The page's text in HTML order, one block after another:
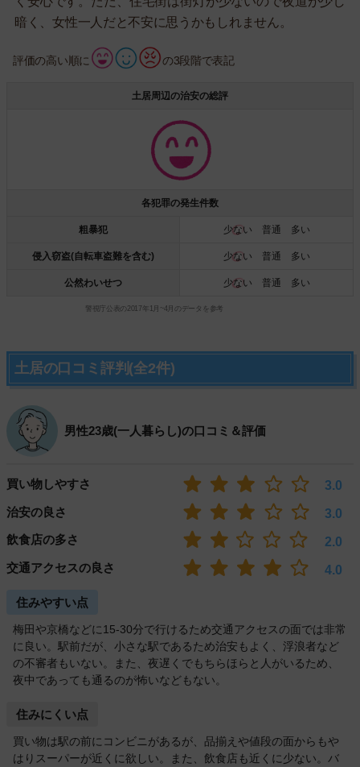
暗く、女性一人だと不安に思うかもしれません。
評価の高い順に の3段階で表記
土居周辺の治安の総評
各犯罪の発生件数
粗暴犯 少ない 普通 多い
侵入窃盗(自転車盗難を含む) 少ない 普通 多い
公然わいせつ 少ない 普通 多い
警視庁公表の2017年1月~4月のデータを参考
土居の口コミ評判(全2件)
男性23歳(一人暮らし)の口コミ＆評価
買い物しやすさ
3.0
治安の良さ
3.0
飲食店の多さ
2.0
交通アクセスの良さ
4.0
住みやすい点
梅田や京橋などに15-30分で行けるため交通アクセスの面では非常
に良い。駅前だが、小さな駅であるため治安もよく、浮浪者など
の不審者もいない。また、夜遅くでもちらほらと人がいるため、
夜中であっても通るのが怖いなどもない。
住みにくい点
買い物は駅の前にコンビニがあるが、品揃えや値段の面からもや
はりスーパーが近くに欲しい。また、飲食店も近くに少ない。バ